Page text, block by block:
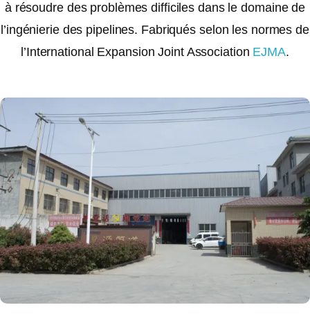
à résoudre des problèmes difficiles dans le domaine de
l’ingénierie des pipelines. Fabriqués selon les normes de
l’International Expansion Joint Association EJMA.